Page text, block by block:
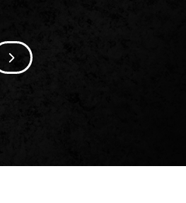
SIIRRY SEURAAVAAN